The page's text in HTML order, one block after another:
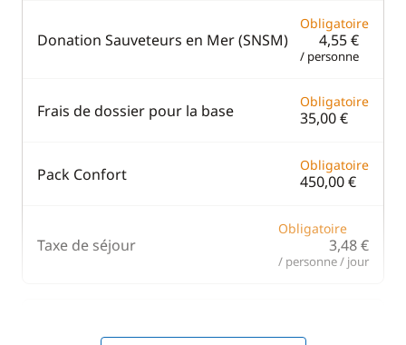
Donation Sauveteurs en Mer (SNSM)
Obligatoire
4,55 €
/ personne
Frais de dossier pour la base Obligatoire
35,00 €
Pack Confort Obligatoire
450,00 €
Taxe de séjour
Obligatoire
3,48 €
/ personne / jour